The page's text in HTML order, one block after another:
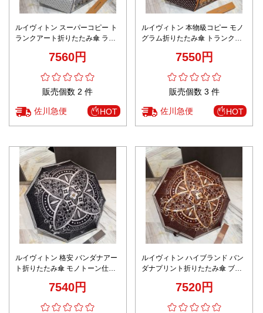
ルイヴィトン スーパーコピー ト
ランクアート折りたたみ傘 ライ
ディテール7560円
販売個数 2 件
佐川急便 HOT
ルイヴィトン 本物級コピー モノ
グラム折りたたみ傘 トランクア
7550円
販売個数 3 件
佐川急便 HOT
ルイヴィトン 格安 バンダナアー
ト折りたたみ傘 モノトーン仕様
7540円
ルイヴィトン ハイブランド バン
ダナプリント折りたたみ傘 ブラ
7520円